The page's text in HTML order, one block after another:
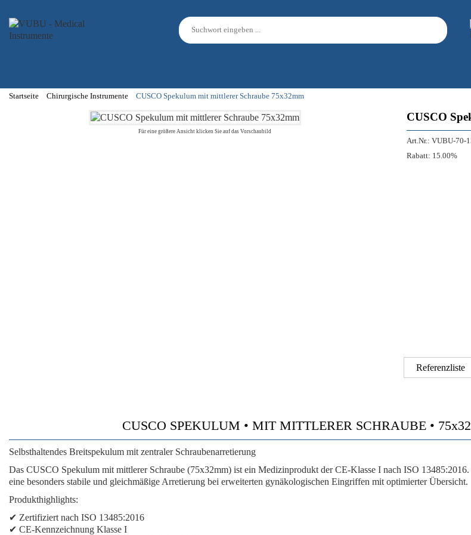
Startseite Chirurgische Instrumente CUSCO Spekulum mit mittlerer Schraube 75x32mm
Für eine größere Ansicht klicken Sie auf das Vorschaubild
CUSCO
Art.Nr.: VUBU-70-
Rabatt: 15.00%
Referenzliste
CUSCO SPEKULUM • MIT MITTLERER SCHRAUBE •
Selbsthaltendes Breitspekulum mit zentraler Schraubenarretierung
Das CUSCO Spekulum mit mittlerer Schraube (75x32mm) ist ein Medizinprodukt der CE-Klasse I nach ISO
eine besonders stabile und gleichmäßige Arretierung bei erweiterten gynäkologischen Eingriffen mit optimierter Übersicht.
Produkthighlights:
✔ Zertifiziert nach ISO 13485:2016
✔ CE-Kennzeichnung Klasse I